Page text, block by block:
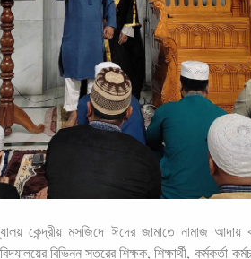
কেন্দ্রীয় মসজিদে ঈদের জামাতে নামাজ আদায়
বিভিন্ন স্তরের শিক্ষক, শিক্ষার্থী, কর্মকর্তা-